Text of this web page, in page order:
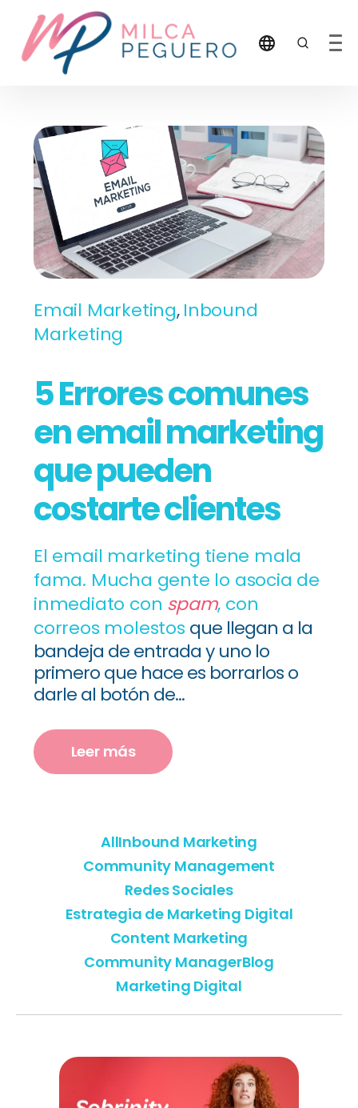
Email Marketing,Inbound
Marketing
5 Errores comunes
en email marketing
que pueden
costarte clientes
El email marketing tiene mala
fama. Mucha gente lo asocia de
inmediato con spam, con
correos molestos que llegan a la
bandeja de entrada y uno lo
primero que hace es borrarlos o
darle al botón de...
Leer más
AllInbound Marketing
Community Management
Redes Sociales
Estrategia de Marketing Digital
Content Marketing
Community ManagerBlog
Marketing Digital